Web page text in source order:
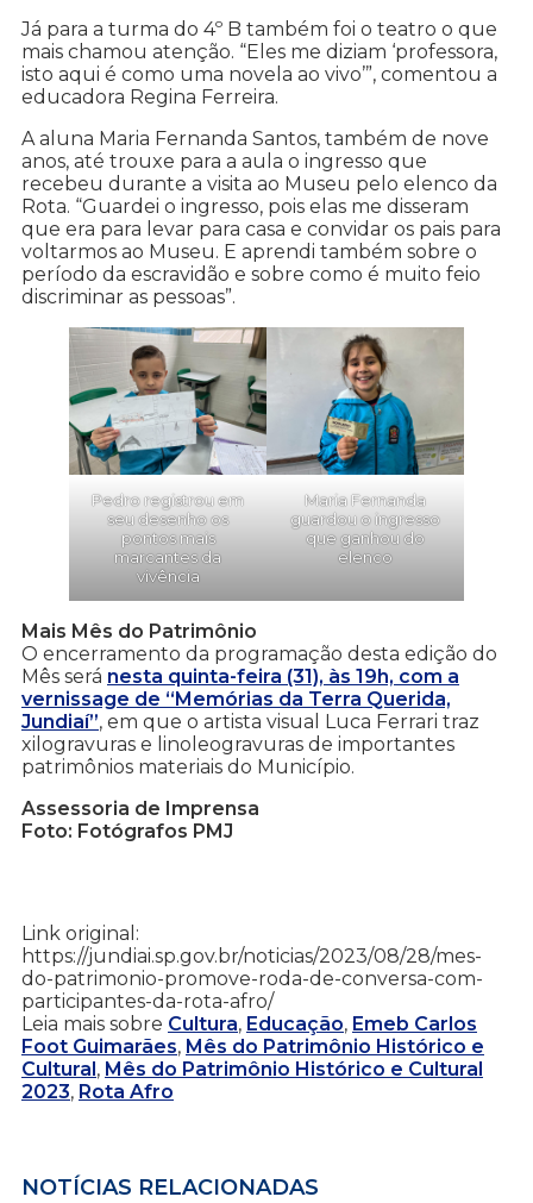
Já para a turma do 4º B também foi o teatro o que
mais chamou atenção. “Eles me diziam ‘professora,
isto aqui é como uma novela ao vivo’”, comentou a
educadora Regina Ferreira.
A aluna Maria Fernanda Santos, também de nove
anos, até trouxe para a aula o ingresso que
recebeu durante a visita ao Museu pelo elenco da
Rota. “Guardei o ingresso, pois elas me disseram
que era para levar para casa e convidar os pais para
voltarmos ao Museu. E aprendi também sobre o
período da escravidão e sobre como é muito feio
discriminar as pessoas”.
Pedro registrou em
seu desenho os
pontos mais
marcantes da
vivência
Maria Fernanda
guardou o ingresso
que ganhou do
elenco
Mais Mês do Patrimônio
O encerramento da programação desta edição do
Mês será nesta quinta-feira (31), às 19h, com a
vernissage de “Memórias da Terra Querida,
Jundiaí”, em que o artista visual Luca Ferrari traz
xilogravuras e linoleogravuras de importantes
patrimônios materiais do Município.
Assessoria de Imprensa
Foto: Fotógrafos PMJ
Link original:
https://jundiai.sp.gov.br/noticias/2023/08/28/mes-
do-patrimonio-promove-roda-de-conversa-com-
participantes-da-rota-afro/
Leia mais sobre Cultura, Educação, Emeb Carlos
Foot Guimarães, Mês do Patrimônio Histórico e
Cultural , Mês do Patrimônio Histórico e Cultural
2023, Rota Afro
NOTÍCIAS RELACIONADAS